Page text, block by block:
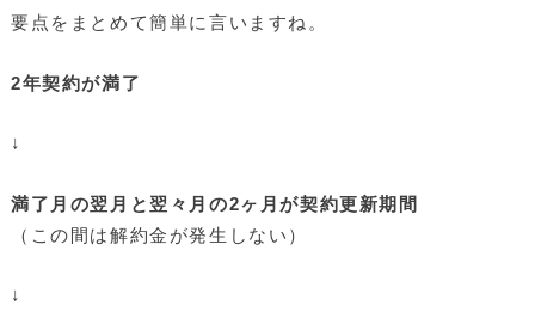
要点をまとめて簡単に言いますね。
2年契約が満了
↓
満了月の翌月と翌々月の2ヶ月が契約更新期間
（この間は解約金が発生しない）
↓